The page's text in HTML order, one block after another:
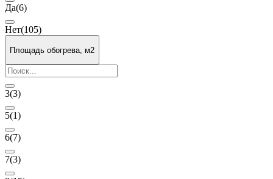
Да(6)
Нет(105)
Площадь обогрева, м2
3(3)
5(1)
6(7)
7(3)